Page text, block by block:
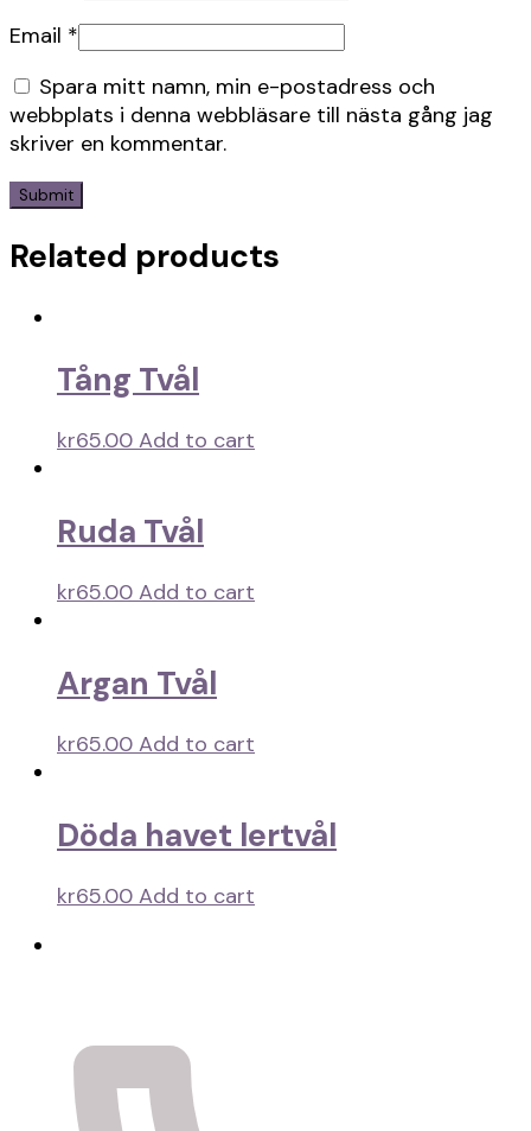
Email *
Spara mitt namn, min e-postadress och
webbplats i denna webbläsare till nästa gång jag
skriver en kommentar.
Related products
Tång Tvål
kr65.00 Add to cart
Ruda Tvål
kr65.00 Add to cart
Argan Tvål
kr65.00 Add to cart
Döda havet lertvål
kr65.00 Add to cart